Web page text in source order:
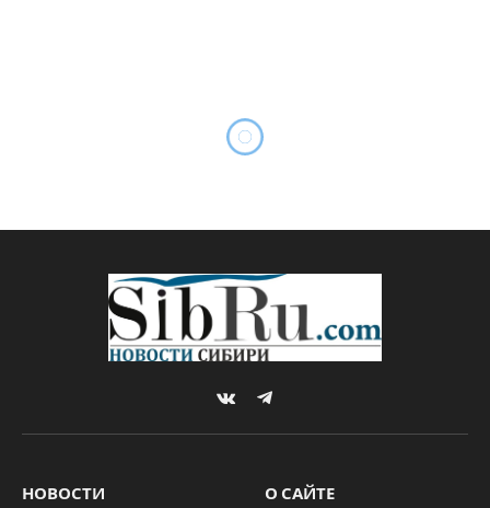
протестировали на
космодроме «Восточный»
Татьяна НАРЫГИНА 28.08.2020 ТЕХНОЛОГИИ
Комментариев нет 1 Min Read
новых масок против вирусов и бактерий из